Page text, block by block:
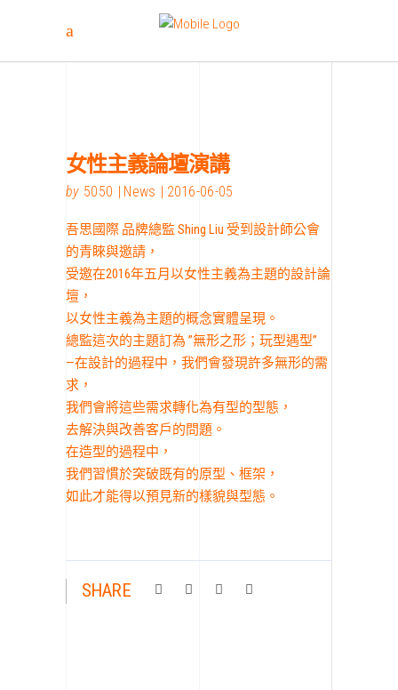
女性主義論壇演講
by 5050 News 2016-06-05
吾思國際 品牌總監 Shing Liu 受到設計師公會
的青睞與邀請，
受邀在2016年五月以女性主義為主題的設計論
壇，
以女性主義為主題的概念實體呈現。
總監這次的主題訂為 ”無形之形；玩型遇型”
—在設計的過程中，我們會發現許多無形的需
求，
我們會將這些需求轉化為有型的型態，
去解決與改善客戶的問題。
在造型的過程中，
我們習慣於突破既有的原型、框架，
如此才能得以預見新的樣貌與型態。
SHARE